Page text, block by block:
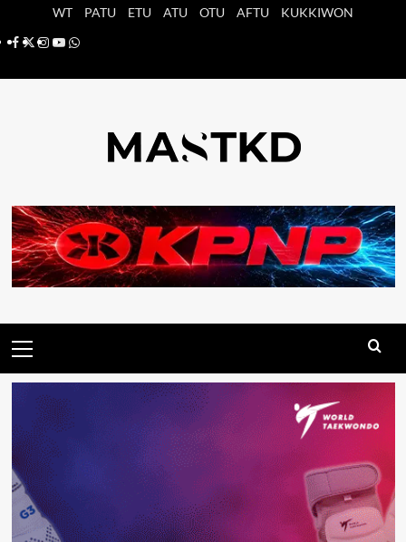
WT PATU ETU ATU OTU AFTU
KUKKIWON
Facebook
X Instagram
YouTube
Whatsapp
principal